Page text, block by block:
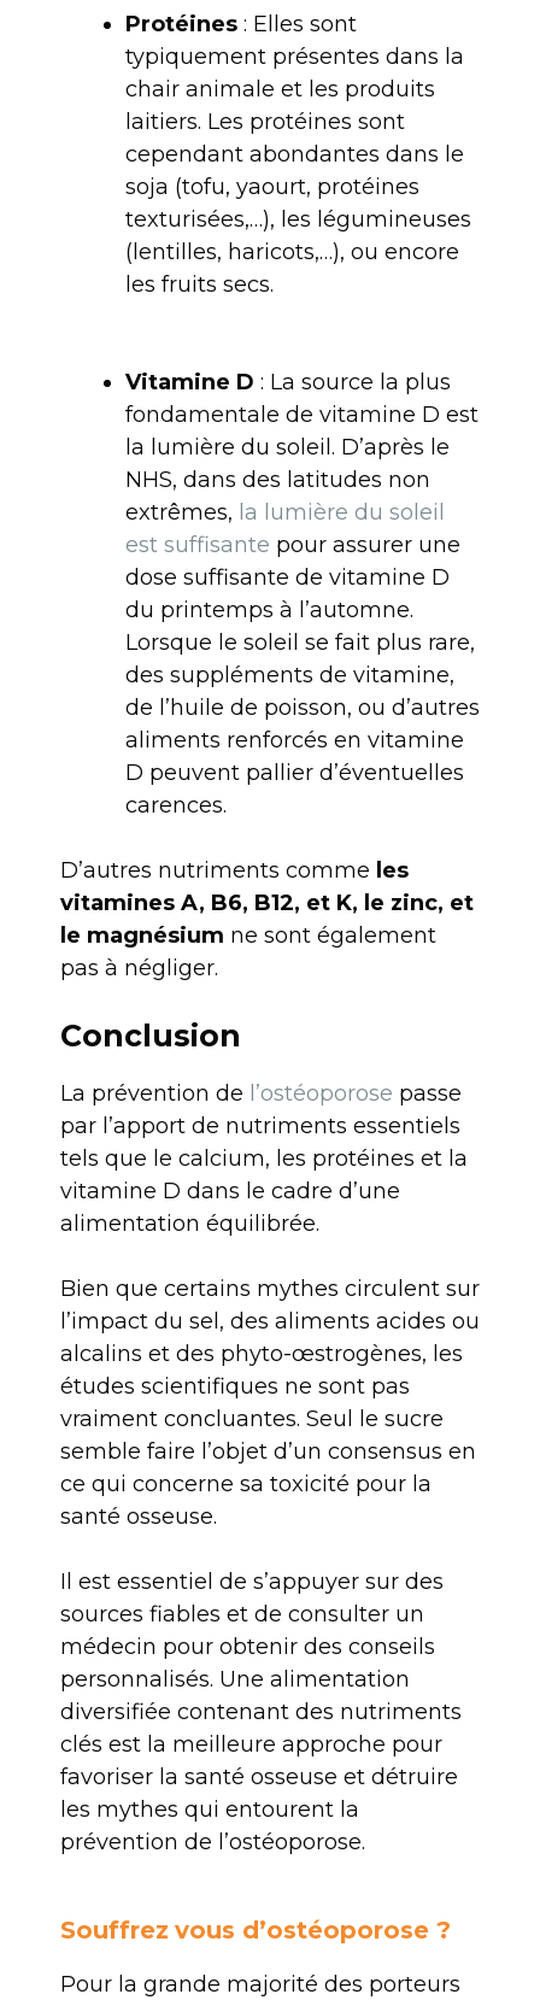
Protéines : Elles sont
typiquement présentes dans la
chair animale et les produits
laitiers. Les protéines sont
cependant abondantes dans le
soja (tofu, yaourt, protéines
texturisées,…), les légumineuses
(lentilles, haricots,…), ou encore
les fruits secs.
Vitamine D : La source la plus
fondamentale de vitamine D est
la lumière du soleil. D’après le
NHS, dans des latitudes non
extrêmes, la lumière du soleil
est suffisante pour assurer une
dose suffisante de vitamine D
du printemps à l’automne.
Lorsque le soleil se fait plus rare,
des suppléments de vitamine,
de l’huile de poisson, ou d’autres
aliments renforcés en vitamine
D peuvent pallier d’éventuelles
carences.
D’autres nutriments comme les
vitamines A, B6, B12, et K, le zinc, et
le magnésium ne sont également
pas à négliger.
Conclusion
La prévention de l’ostéoporose passe
par l’apport de nutriments essentiels
tels que le calcium, les protéines et la
vitamine D dans le cadre d’une
alimentation équilibrée.
Bien que certains mythes circulent sur
l’impact du sel, des aliments acides ou
alcalins et des phyto-œstrogènes, les
études scientifiques ne sont pas
vraiment concluantes. Seul le sucre
semble faire l’objet d’un consensus en
ce qui concerne sa toxicité pour la
santé osseuse.
Il est essentiel de s’appuyer sur des
sources fiables et de consulter un
médecin pour obtenir des conseils
personnalisés. Une alimentation
diversifiée contenant des nutriments
clés est la meilleure approche pour
favoriser la santé osseuse et détruire
les mythes qui entourent la
prévention de l’ostéoporose.
Souffrez vous d’ostéoporose ?
Pour la grande majorité des porteurs